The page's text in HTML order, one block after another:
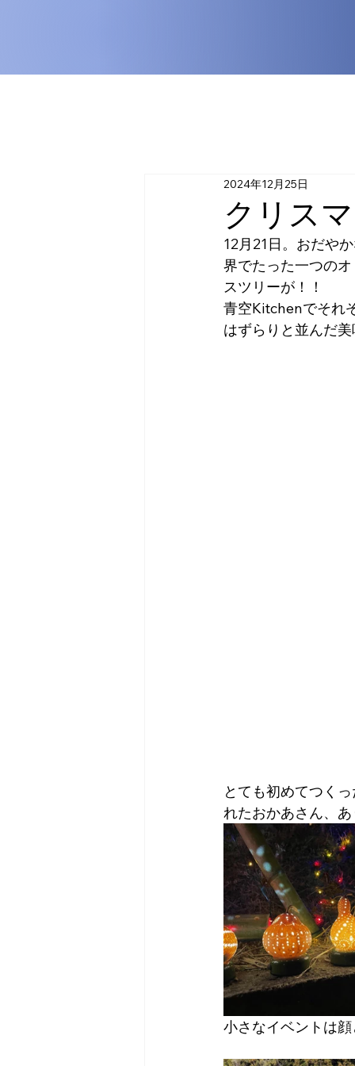
クリス
2024年12月25日
12月21日。おだや
界でたった一つの
スツリーが！！
青空Kitchenでそれ
はずらりと並んだ
とても初めてつく
れたおかあさん、あ
小さなイベントは